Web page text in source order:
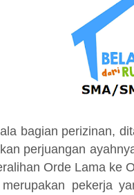
bagian perizinan,
perjuangan
Orde Lama ke
pekerja